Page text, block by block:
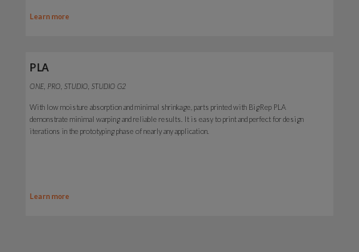
Learn more
PLA
ONE, PRO, STUDIO, STUDIO G2
With low moisture absorption and minimal shrinkage, parts printed with BigRep PLA
demonstrate minimal warping and reliable results. It is easy to print and perfect for design
iterations in the prototyping phase of nearly any application.
Learn more